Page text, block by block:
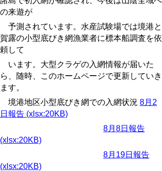
の来遊が
予測されています。水産試験場では境港と
賀露の小型底びき網漁業者に標本船調査を依
頼して
います。大型クラゲの入網情報が届いた
ら、随時、このホームページで更新していき
ます。
境港地区小型底びき網での入網状況 8月2
日報告 (xlsx:20KB)
8月8日報告
(xlsx:20KB)
8月19日報告
(xlsx:20KB)